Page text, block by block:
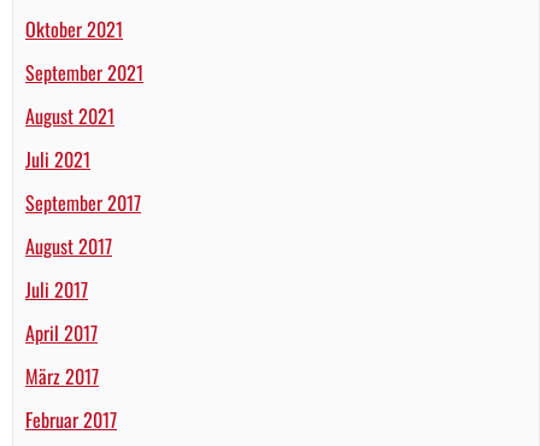
Oktober 2021
September 2021
August 2021
Juli 2021
September 2017
August 2017
Juli 2017
April 2017
März 2017
Februar 2017